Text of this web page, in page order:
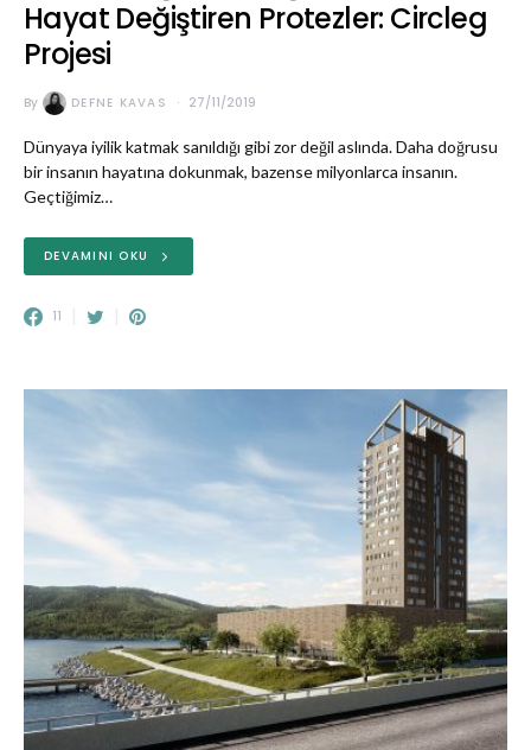
Hayat Değiştiren Protezler: Circleg
Projesi
By DEFNE KAVAS 27/11/2019
Dünyaya iyilik katmak sanıldığı gibi zor değil aslında. Daha doğrusu
bir insanın hayatına dokunmak, bazense milyonlarca insanın.
Geçtiğimiz…
DEVAMINI OKU
11